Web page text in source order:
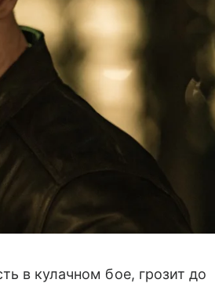
в кулачном бое, грозит до